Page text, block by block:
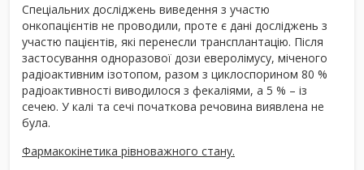
Спеціальних досліджень виведення з участю
онкопацієнтів не проводили, проте є дані досліджень з
участю пацієнтів, які перенесли трансплантацію. Після
застосування одноразової дози еверолімусу, міченого
радіоактивним ізотопом, разом з циклоспорином 80 %
радіоактивності виводилося з фекаліями, а 5 % – із
сечею. У калі та сечі початкова речовина виявлена не
була.
Фармакокінетика рівноважного стану.